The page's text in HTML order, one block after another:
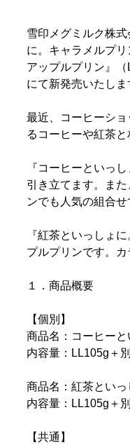
雪印メグミルク株
に。キャラメルプ
アップルプリン』
にて新発売いたしま
最近、コーヒーシ
るコーヒーや紅茶
『コーヒーといっ
引き立てます。ま
ンでも人気の組合せ
『紅茶といっしょ
プルプリンです。
１．商品概要
【個別】
商品名：コーヒー
内容量：LL105g＋
商品名：紅茶とい
内容量：LL105g＋
【共通】